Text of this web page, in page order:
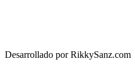
Desarrollado por RikkySanz.com